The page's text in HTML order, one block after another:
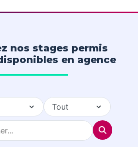
nos stages permis
en agence